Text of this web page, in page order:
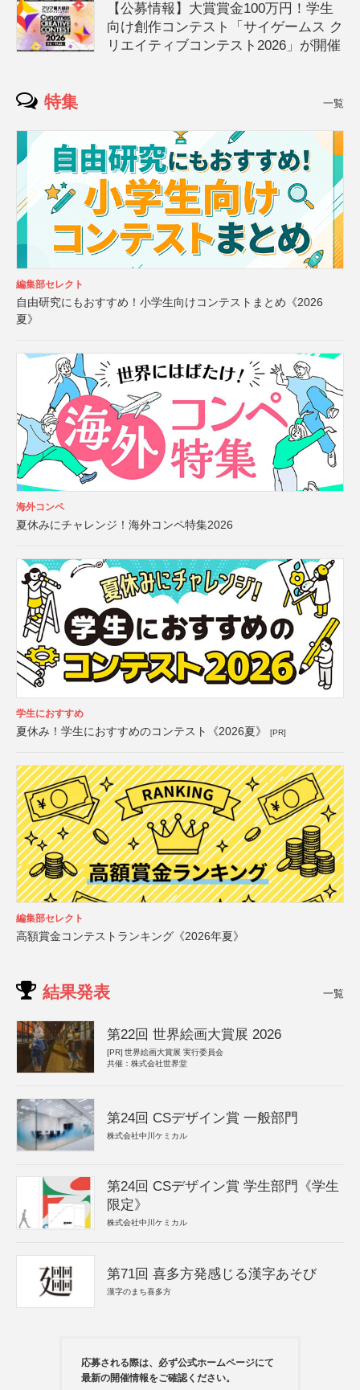
【公募情報】大賞賞金100万円！学生
向け創作コンテスト「サイゲームス ク
リエイティブコンテスト2026」が開催
特集 一覧
編集部セレクト
自由研究にもおすすめ！小学生向けコンテストまとめ《2026
夏》
海外コンペ
夏休みにチャレンジ！海外コンペ特集2026
学生におすすめ
夏休み！学生におすすめのコンテスト《2026夏》 [PR]
編集部セレクト
高額賞金コンテストランキング《2026年夏》
結果発表 一覧
第22回 世界絵画大賞展 2026
[PR] 世界絵画大賞展 実行委員会
共催：株式会社世界堂
第24回 CSデザイン賞 一般部門
株式会社中川ケミカル
第24回 CSデザイン賞 学生部門《学生
限定》
株式会社中川ケミカル
第71回 喜多方発感じる漢字あそび
漢字のまち喜多方
応募される際は、必ず公式ホームページにて
最新の開催情報をご確認ください。